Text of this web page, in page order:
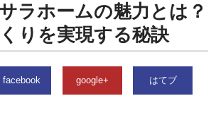
ラホームの魅力とは？
りを実現する秘訣
facebook google+ はてブ